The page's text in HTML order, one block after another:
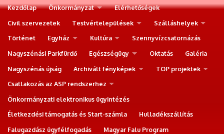
Kezdőlap Önkormányzat
Elérhetőségek
Civil szervezetek
Testvértelepülések
Szálláshelyek
Történet
Egyház Kultúra
Szennyvízcsatornázás
Nagyszénási Parkfürdő
Egészségügy Oktatás
Galéria
Nagyszénás újság
Archivált fényképek
TOP projektek
Csatlakozás az ASP rendszerhez
Önkormányzati elektronikus ügyintézés
Életkezdési támogatás és Start-számla
Hulladékszállítás
Falugazdász ügyfélfogadás
Magyar Falu Program